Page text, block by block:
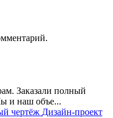
Заказали полный
и наш объе...
чертёж Дизайн-проект